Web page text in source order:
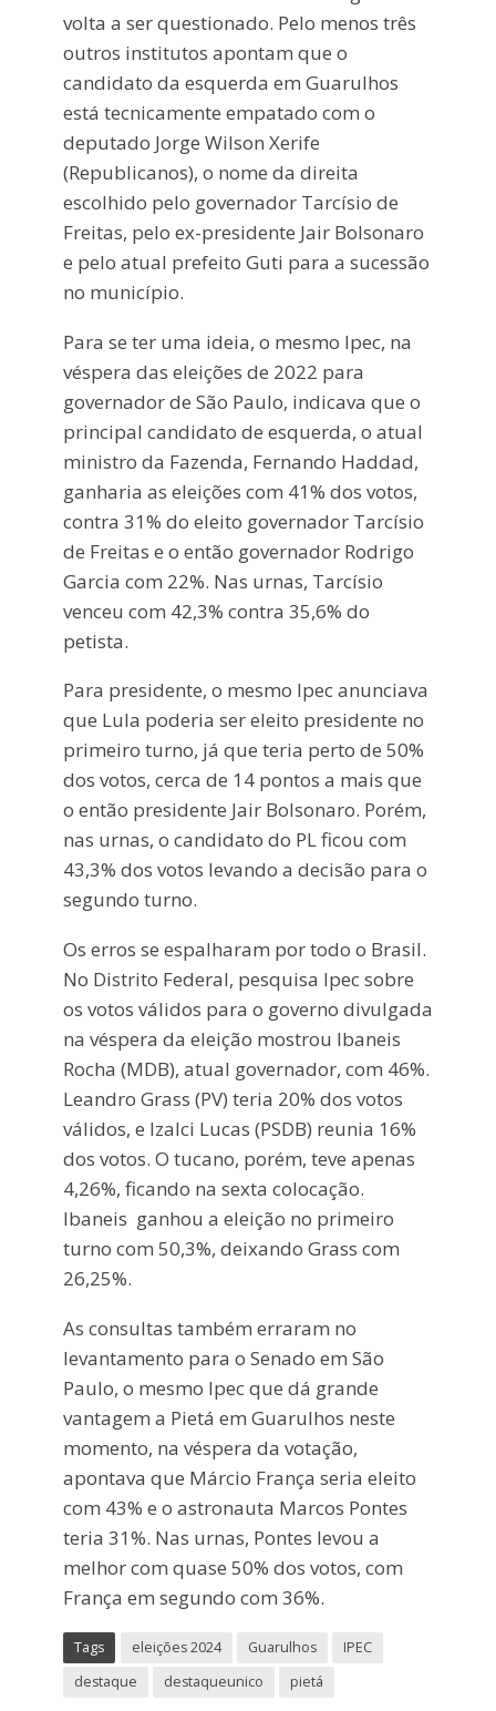
volta a ser questionado. Pelo menos três
outros institutos apontam que o
candidato da esquerda em Guarulhos
está tecnicamente empatado com o
deputado Jorge Wilson Xerife
(Republicanos), o nome da direita
escolhido pelo governador Tarcísio de
Freitas, pelo ex-presidente Jair Bolsonaro
e pelo atual prefeito Guti para a sucessão
no município.
Para se ter uma ideia, o mesmo Ipec, na
véspera das eleições de 2022 para
governador de São Paulo, indicava que o
principal candidato de esquerda, o atual
ministro da Fazenda, Fernando Haddad,
ganharia as eleições com 41% dos votos,
contra 31% do eleito governador Tarcísio
de Freitas e o então governador Rodrigo
Garcia com 22%. Nas urnas, Tarcísio
venceu com 42,3% contra 35,6% do
petista.
Para presidente, o mesmo Ipec anunciava
que Lula poderia ser eleito presidente no
primeiro turno, já que teria perto de 50%
dos votos, cerca de 14 pontos a mais que
o então presidente Jair Bolsonaro. Porém,
nas urnas, o candidato do PL ficou com
43,3% dos votos levando a decisão para o
segundo turno.
Os erros se espalharam por todo o Brasil.
No Distrito Federal, pesquisa Ipec sobre
os votos válidos para o governo divulgada
na véspera da eleição mostrou Ibaneis
Rocha (MDB), atual governador, com 46%.
Leandro Grass (PV) teria 20% dos votos
válidos, e Izalci Lucas (PSDB) reunia 16%
dos votos. O tucano, porém, teve apenas
4,26%, ficando na sexta colocação.
Ibaneis ganhou a eleição no primeiro
turno com 50,3%, deixando Grass com
26,25%.
As consultas também erraram no
levantamento para o Senado em São
Paulo, o mesmo Ipec que dá grande
vantagem a Pietá em Guarulhos neste
momento, na véspera da votação,
apontava que Márcio França seria eleito
com 43% e o astronauta Marcos Pontes
teria 31%. Nas urnas, Pontes levou a
melhor com quase 50% dos votos, com
França em segundo com 36%.
Tags eleições 2024 Guarulhos
IPEC
destaque
destaqueunico pietá